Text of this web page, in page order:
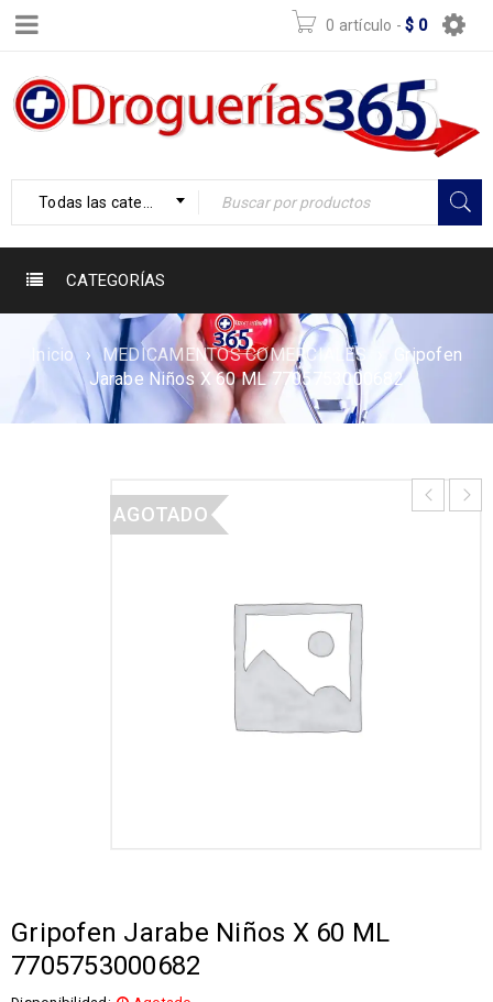
0 artículo - $ 0
Todas las categorías
CATEGORÍAS
Inicio › MEDICAMENTOS COMERCIALES
Gripofen
Jarabe Niños X 60 ML 7705753000682
AGOTADO
Gripofen Jarabe Niños X 60 ML
7705753000682